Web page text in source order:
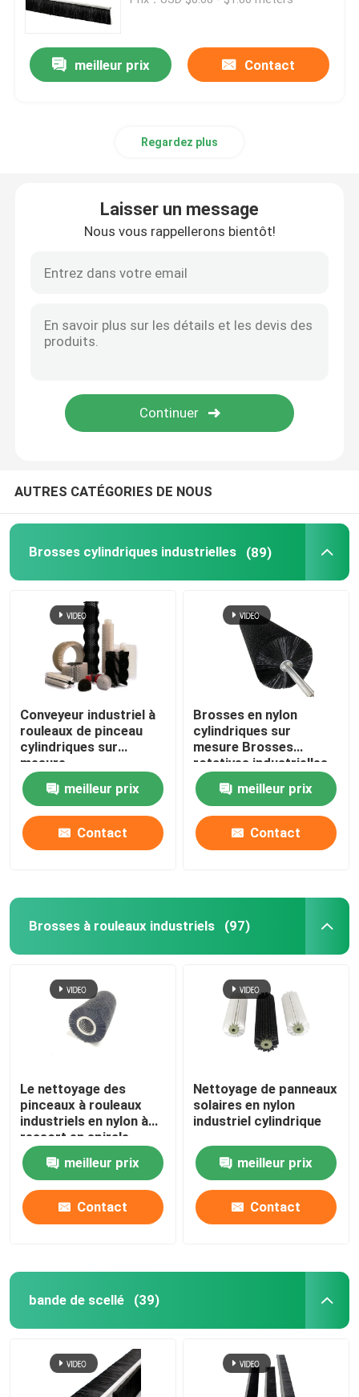
Pinceau à ressort en bobine
Le pinceau de diffusion Web
meilleur prix Contact
Regardez plus
Laisser un message
Nous vous rappellerons bientôt!
AUTRES CATÉGORIES DE NOUS
Brosses cylindriques industrielles (89)
Conveyeur industriel à
rouleaux de pinceau
cylindriques sur
mesure
meilleur prix
Contact
Brosses en nylon
cylindriques sur
mesure Brosses
rotatives industrielles
meilleur prix
Contact
Brosses à rouleaux industriels (97)
Le nettoyage des
pinceaux à rouleaux
industriels en nylon à
ressort en spirale
meilleur prix
Contact
Nettoyage de panneaux
solaires en nylon
industriel cylindrique
meilleur prix
Contact
bande de scellé (39)